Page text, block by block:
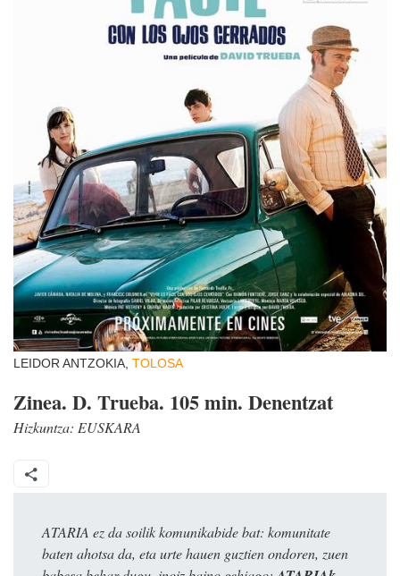
LEIDOR ANTZOKIA, TOLOSA
Zinea. D. Trueba. 105 min. Denentzat
Hizkuntza: EUSKARA
ATARIA ez da soilik komunikabide bat: komunitate
baten ahotsa da, eta urte hauen guztien ondoren, zuen